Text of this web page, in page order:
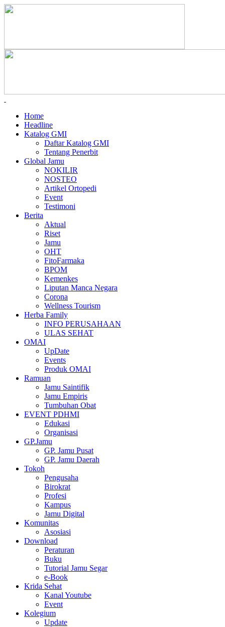
Home
Headline
Katalog GMI
Daftar Katalog GMI
Tentang Penerbit
Global Jamu
NOKILIR
NOSTEO
Artikel Ortopedi
Event
Testimoni
Berita
Aktual
Riset
Jamu
OHT
FitoFarmaka
BPOM
Kemenkes
Liputan Manca Negara
Corona
Wellness Tourism
Herba Family
INFO PERUSAHAAN
ULAS SEHAT
OMAI
UpDate
Events
Produk OMAI
Ramuan
Jamu Saintifik
Jamu Empiris
Tumbuhan Obat
EVENT PDHMI
Edukasi
Organisasi
GP.Jamu
GP. Jamu Pusat
GP. Jamu Daerah
Tokoh
Pengusaha
Birokrat
Profesi
Kampus
Jamu Digital
Komunitas
Asosiasi
Download
Peraturan
Buku
Tutorial Jamu Segar
e-Book
Krida Sehat
Kanal Youtube
Event
Kolegium
Update